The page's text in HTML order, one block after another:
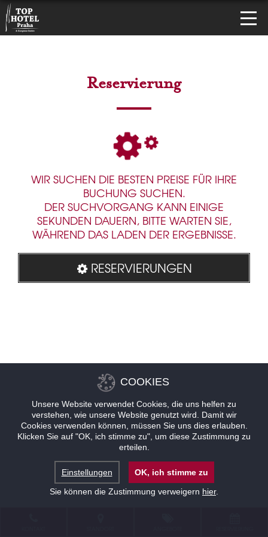
Reservierung
WIR SUCHEN DIE BESTEN PREISE FÜR IHRE
BUCHUNG SUCHEN.
DER SUCHVORGANG KANN EINIGE
SEKUNDEN DAUERN, BITTE WARTEN SIE,
WÄHREND DAS LADEN DER ERGEBNISSE.
RESERVIERUNGEN
COOKIES
Unsere Website verwendet Cookies, die uns helfen zu
verstehen, wie unsere Website genutzt wird. Damit wir
Cookies verwenden können, müssen Sie uns dies erlauben.
Klicken Sie auf "OK, ich stimme zu", um diese Zustimmung zu
erteilen.
Einstellungen
OK, ich stimme zu
Sie können die Zustimmung verweigern hier.